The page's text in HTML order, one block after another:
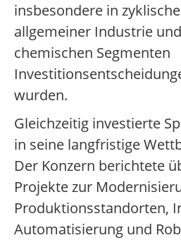
insbesondere in
allgemeiner Industrie
chemischen Segmenten
wurden.
Gleichzeitig investierte
in seine langfristige
Der Konzern berichtete
Projekte zur
Produktionsstandorten,
Automatisierung und